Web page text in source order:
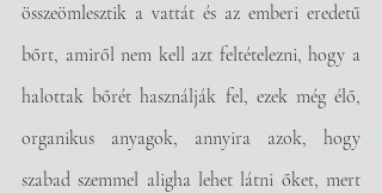
összeömlesztik a vattát és az emberi eredetű
bőrt, amiről nem kell azt feltételezni, hogy a
halottak bőrét használják fel, ezek még élő,
organikus anyagok, annyira azok, hogy
szabad szemmel aligha lehet látni őket, mert